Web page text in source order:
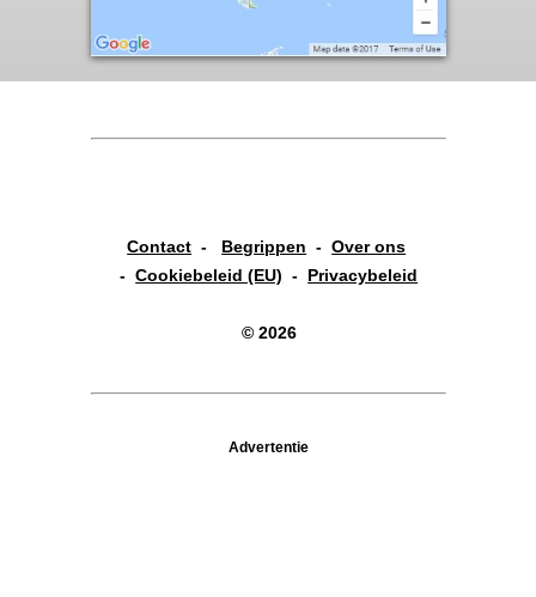
Contact - Begrippen -Over ons
-Cookiebeleid (EU) - Privacybeleid
© 2026
Advertentie